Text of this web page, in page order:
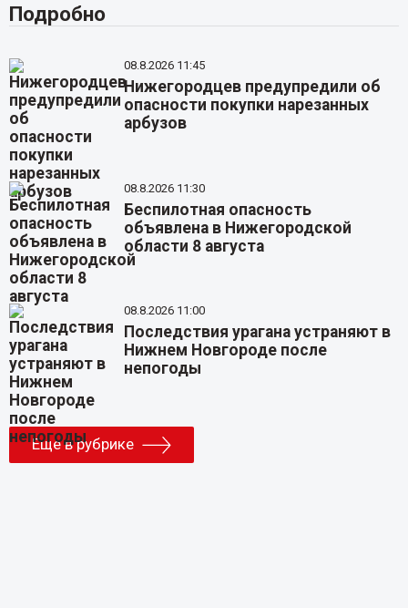
Подробно
08.8.2026 11:45
Нижегородцев предупредили об
опасности покупки нарезанных
арбузов
08.8.2026 11:30
Беспилотная опасность
объявлена в Нижегородской
области 8 августа
08.8.2026 11:00
Последствия урагана устраняют в
Нижнем Новгороде после
непогоды
Еще в рубрике